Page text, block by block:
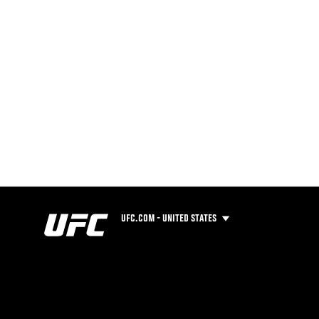
UFC.COM - UNITED STATES